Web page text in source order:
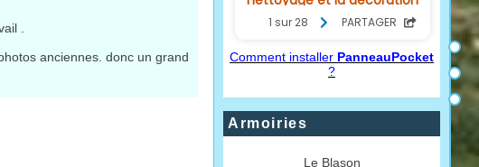
.
anciennes. donc un grand
Comment installer PanneauPocket
?
Armoiries
Le Blason